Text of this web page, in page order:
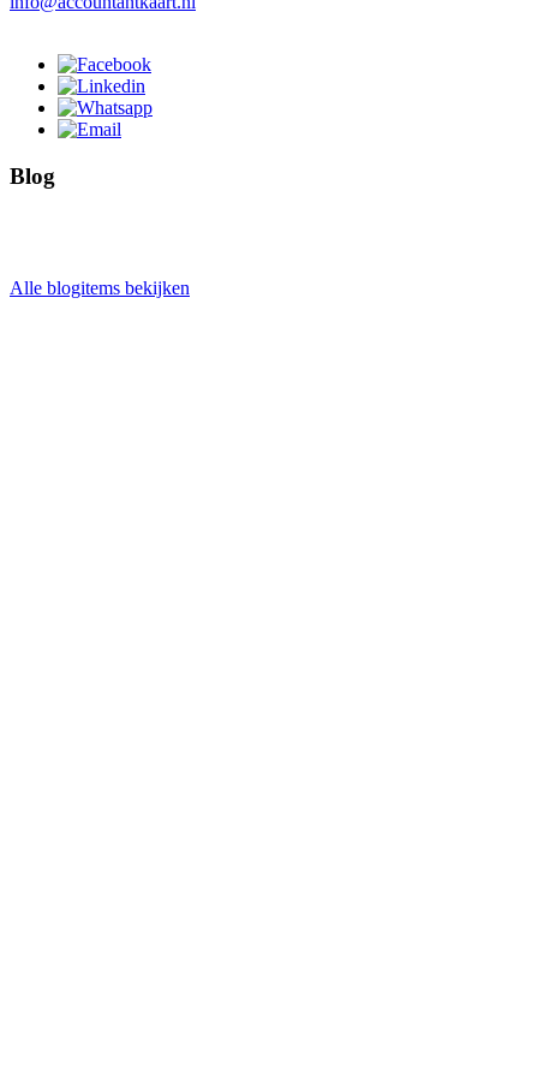
Blog
Alle blogitems bekijken